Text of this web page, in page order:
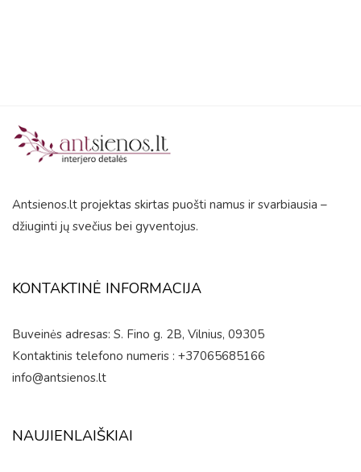
Antsienos.lt projektas skirtas puošti namus ir svarbiausia –
džiuginti jų svečius bei gyventojus.
KONTAKTINĖ INFORMACIJA
Buveinės adresas: S. Fino g. 2B, Vilnius, 09305
Kontaktinis telefono numeris : +37065685166
info@antsienos.lt
NAUJIENLAIŠKIAI